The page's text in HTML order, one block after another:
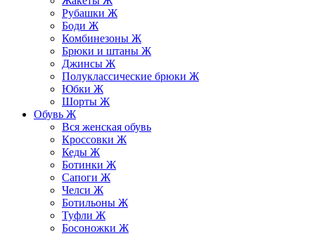
Рубашки Ж
Боди Ж
Комбинезоны Ж
Брюки и штаны Ж
Джинсы Ж
Полуклассические брюки Ж
Юбки Ж
Шорты Ж
Обувь Ж
Вся женская обувь
Кроссовки Ж
Кеды Ж
Ботинки Ж
Сапоги Ж
Челси Ж
Ботильоны Ж
Туфли Ж
Босоножки Ж